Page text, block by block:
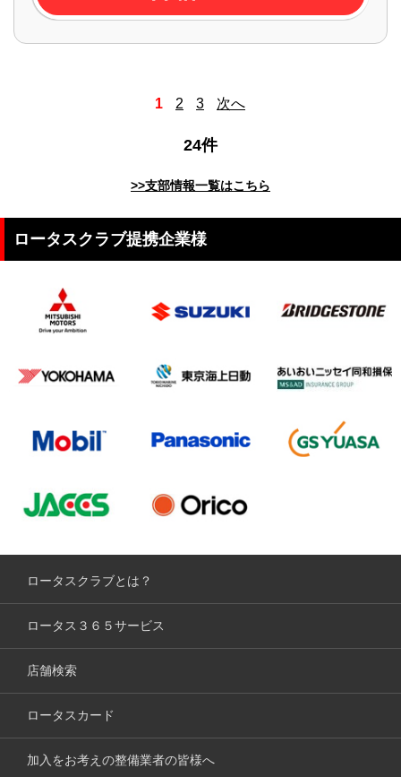
1 2 3 次へ
24件
>>支部情報一覧はこちら
ロータスクラブ提携企業様
ロータスクラブとは？
ロータス３６５サービス
店舗検索
ロータスカード
加入をお考えの整備業者の皆様へ